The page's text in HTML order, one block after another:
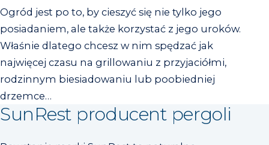
Ogród jest po to, by cieszyć się nie tylko jego
posiadaniem, ale także korzystać z jego uroków.
Właśnie dlatego chcesz w nim spędzać jak
najwięcej czasu na grillowaniu z przyjaciółmi,
rodzinnym biesiadowaniu lub poobiedniej
drzemce…
SunRest producent pergoli